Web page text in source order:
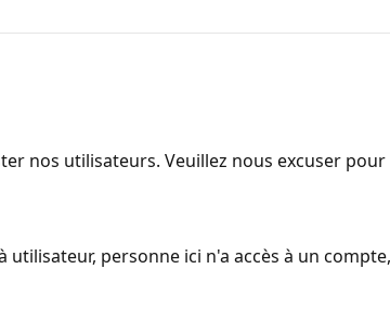
nos utilisateurs. Veuillez nous excuser
personne ici n'a accès à un